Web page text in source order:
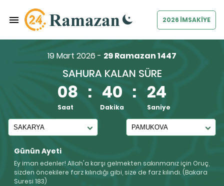
2026 İMSAKİYE
Günün Ayeti
Ey iman edenler! Allah'a karşı gelmekten sakınmanız için Oruç,
sizden öncekilere farz kılındığı gibi, size de farz kılındı. (Bakara
Suresi 183)
19 Mart 2026 - 29 Ramazan 1447
SAHURA KALAN SÜRE
08 : 40 : 23
Saat Dakika Saniye